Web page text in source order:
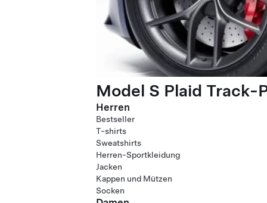
Model S Plaid Track-
Herren
Bestseller
T-shirts
Sweatshirts
Herren-Sportkleidung
Jacken
Kappen und Mützen
Socken